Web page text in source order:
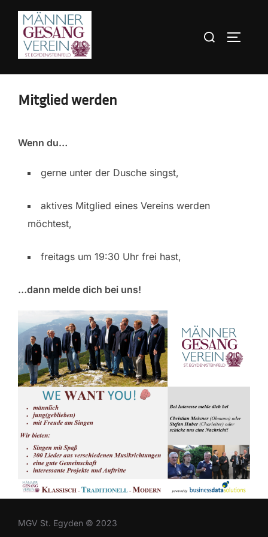
Zum
Inhalt
springen
Suchen
Mitglied werden
Wenn du…
gerne unter der Dusche singst,
aktives Mitglied eines Vereins werden
möchtest,
freitags um 19:30 Uhr frei hast,
…dann melde dich bei uns!
MGV St. Egyden © 2023